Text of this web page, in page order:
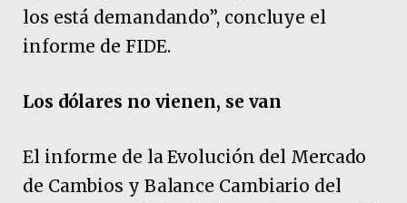
los está demandando”, concluye el
informe de FIDE.
Los dólares no vienen, se van
El informe de la Evolución del Mercado
de Cambios y Balance Cambiario del